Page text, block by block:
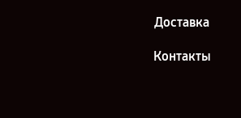
Доставка
Контакты